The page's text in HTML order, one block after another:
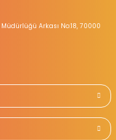
Arkası No:18, 70000